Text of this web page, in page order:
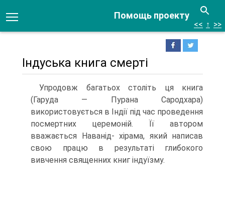
Помощь проекту
<< ↑ >>
Індуська книга смерті
Упродовж багатьох століть ця книга
(Гаруда — Пурана Сародхара)
використовуєть­ся в Індії під час проведення
посмертних церемоній. Її автором
вважається Наванід- хірама, який написав
свою працю в результаті глибокого
вивчення священних книг індуїзму.